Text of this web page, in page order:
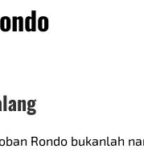
Rondo bukanlah